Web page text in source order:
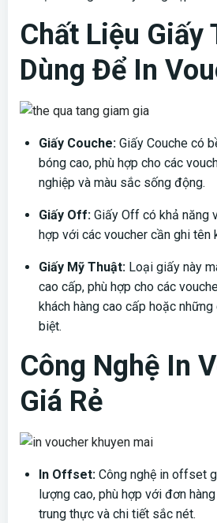
Chất Liệu Giấy
Dùng Để In
Giấy Couche: Giấy Couche có
bóng cao, phù hợp cho các
nghiệp và màu sắc sống động.
Giấy Off: Giấy Off có khả năng
hợp với các voucher cần ghi tên
Giấy Mỹ Thuật: Loại giấy này
cao cấp, phù hợp cho các
khách hàng cao cấp hoặc
biệt.
Công Nghệ In
Giá Rẻ
In Offset: Công nghệ in offset
lượng cao, phù hợp với đơn
trung thực và chi tiết sắc nét.